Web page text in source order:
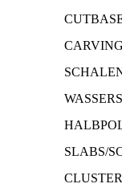
SLABS/
CLUSTER